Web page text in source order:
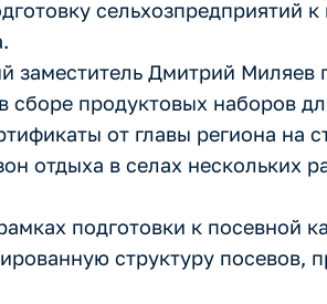
сельхозпредприятий
Дмитрий Миляев
продуктовых наборов
от главы региона на
отдыха в селах нескольких
подготовки к посевной
структуру посевов,